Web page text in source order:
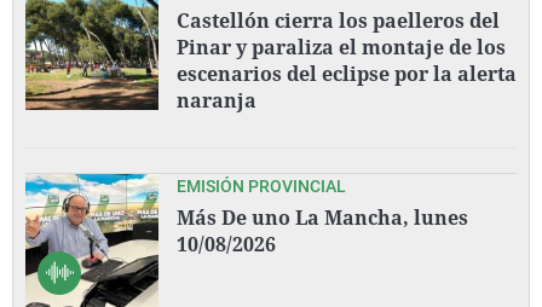
Castellón cierra los paelleros del
Pinar y paraliza el montaje de los
escenarios del eclipse por la alerta
naranja
EMISIÓN PROVINCIAL
Más De uno La Mancha, lunes
10/08/2026